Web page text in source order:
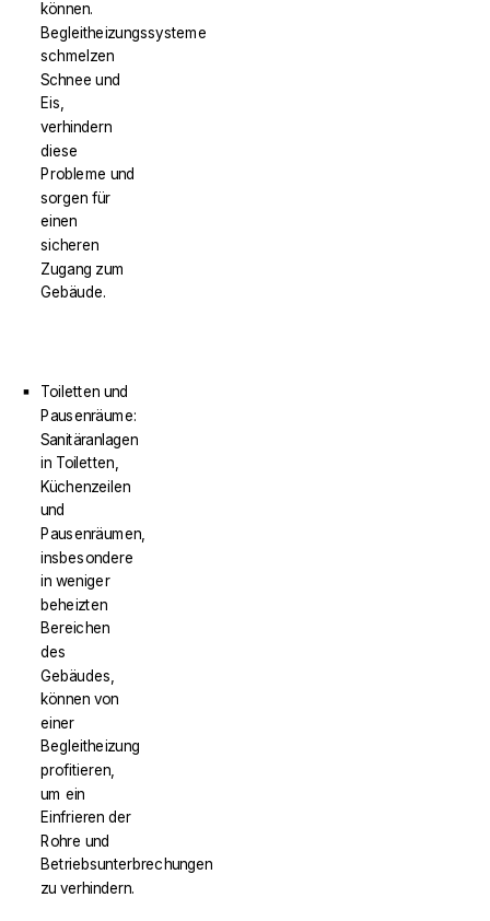
können.
Begleitheizungssysteme
schmelzen
Schnee und
Eis,
verhindern
diese
Probleme und
sorgen für
einen
sicheren
Zugang zum
Gebäude.
Toiletten und
Pausenräume:
Sanitäranlagen
in Toiletten,
Küchenzeilen
und
Pausenräumen,
insbesondere
in weniger
beheizten
Bereichen
des
Gebäudes,
können von
einer
Begleitheizung
profitieren,
um ein
Einfrieren der
Rohre und
Betriebsunterbrechungen
zu verhindern.